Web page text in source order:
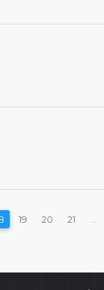
19 20 21